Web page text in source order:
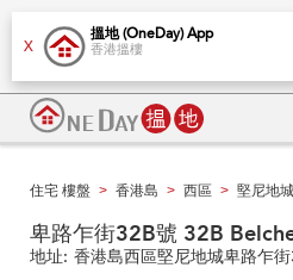
X
搵地 (OneDay) App
香港搵樓
住宅 樓盤 > 香港島 > 西區 > 堅尼地城
卑路乍街32B號 32B
地址: 香港島西區堅尼地城卑路乍